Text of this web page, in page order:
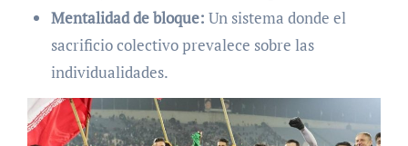
Mentalidad de bloque: Un sistema donde el
sacrificio colectivo prevalece sobre las
individualidades.